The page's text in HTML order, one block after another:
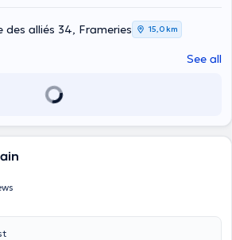
des alliés 34, Frameries 15,0 km
See all